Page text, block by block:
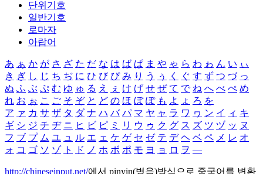
단위기호
일반기호
로마자
아랍어
あ ぁ か が さ ざ た だ な は ば ぱ ま や ゃ ら わ ゎ ん い ぃ
き ぎ し じ ち ぢ に ひ び ぴ み り う ぅ く ぐ す ず つ づ っ
ぬ ふ ぶ ぷ む ゆ ゅ る え ぇ け げ せ ぜ て で ね へ べ ぺ め
れ お ぉ こ ご そ ぞ と ど の ほ ぼ ぽ も よ ょ ろ を
ア ァ カ サ ザ タ ダ ナ ハ バ パ マ ヤ ャ ラ ワ ヮ ン イ ィ キ
ギ シ ジ チ ヂ ニ ヒ ビ ピ ミ リ ウ ゥ ク グ ス ズ ツ ヅ ッ ヌ
フ ブ プ ム ユ ュ ル エ ェ ケ ゲ セ ゼ テ デ ヘ ベ ペ メ レ オ
ォ コ ゴ ソ ゾ ト ド ノ ホ ボ ポ モ ヨ ョ ロ ヲ ―
http://chineseinput.net/에서 pinyin(병음)방식으로 중국어를 변환